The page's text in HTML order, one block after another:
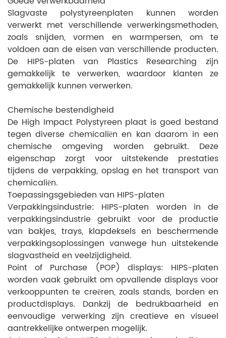
Slagvaste polystyreenplaten kunnen worden
verwerkt met verschillende verwerkingsmethoden,
zoals snijden, vormen en warmpersen, om te
voldoen aan de eisen van verschillende producten.
De HIPS-platen van Plastics Researching zijn
gemakkelijk te verwerken, waardoor klanten ze
gemakkelijk kunnen verwerken.
Chemische bestendigheid
De High Impact Polystyreen plaat is goed bestand
tegen diverse chemicaliën en kan daarom in een
chemische omgeving worden gebruikt. Deze
eigenschap zorgt voor uitstekende prestaties
tijdens de verpakking, opslag en het transport van
chemicaliën.
Toepassingsgebieden van HIPS-platen
Verpakkingsindustrie: HIPS-platen worden in de
verpakkingsindustrie gebruikt voor de productie
van bakjes, trays, klapdeksels en beschermende
verpakkingsoplossingen vanwege hun uitstekende
slagvastheid en veelzijdigheid.
Point of Purchase (POP) displays: HIPS-platen
worden vaak gebruikt om opvallende displays voor
verkooppunten te creëren, zoals stands, borden en
productdisplays. Dankzij de bedrukbaarheid en
eenvoudige verwerking zijn creatieve en visueel
aantrekkelijke ontwerpen mogelijk.